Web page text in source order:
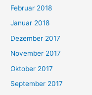
Februar 2018
Januar 2018
Dezember 2017
November 2017
Oktober 2017
September 2017